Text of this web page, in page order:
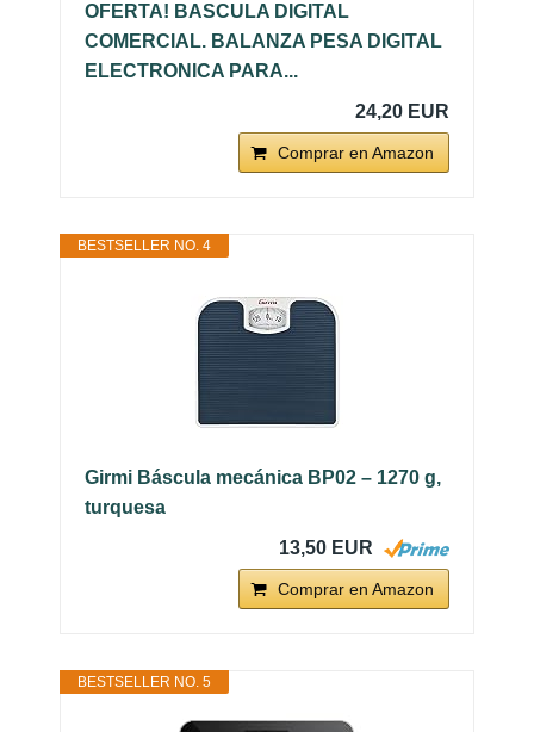
OFERTA! BASCULA DIGITAL
COMERCIAL. BALANZA PESA DIGITAL
ELECTRONICA PARA...
24,20 EUR
Comprar en Amazon
BESTSELLER NO. 4
Girmi Báscula mecánica BP02 – 1270 g,
turquesa
13,50 EUR
Comprar en Amazon
BESTSELLER NO. 5